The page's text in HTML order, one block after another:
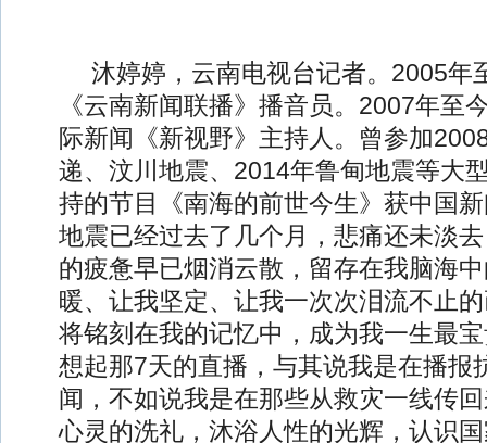
沐婷婷，云南电视台记者。2005年
《云南新闻联播》播音员。2007年至
际新闻《新视野》主持人。曾参加
递、汶川地震、2014年鲁甸地震等大
持的节目《南海的前世今生》获中国
地震已经过去了几个月，悲痛还未淡
的疲惫早已烟消云散，留存在我脑海
暖、让我坚定、让我一次次泪流不止
将铭刻在我的记忆中，成为我一生最
想起那7天的直播，与其说我是在播报
闻，不如说我是在那些从救灾一线传
心灵的洗礼，沐浴人性的光辉，认识